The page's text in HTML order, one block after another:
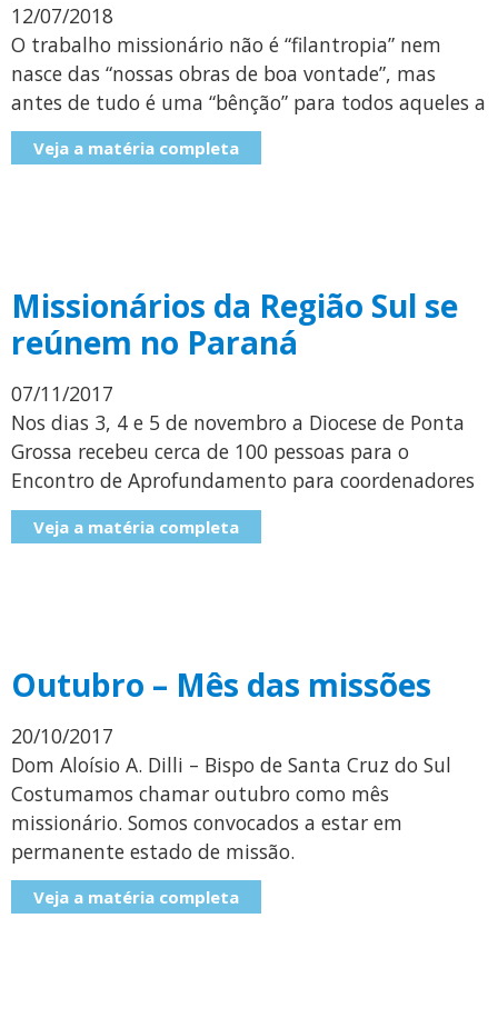
12/07/2018
O trabalho missionário não é “filantropia” nem
nasce das “nossas obras de boa vontade”, mas
antes de tudo é uma “bênção” para todos aqueles a
Veja a matéria completa
Missionários da Região Sul se
reúnem no Paraná
07/11/2017
Nos dias 3, 4 e 5 de novembro a Diocese de Ponta
Grossa recebeu cerca de 100 pessoas para o
Encontro de Aprofundamento para coordenadores
Veja a matéria completa
Outubro – Mês das missões
20/10/2017
Dom Aloísio A. Dilli – Bispo de Santa Cruz do Sul
Costumamos chamar outubro como mês
missionário. Somos convocados a estar em
permanente estado de missão.
Veja a matéria completa